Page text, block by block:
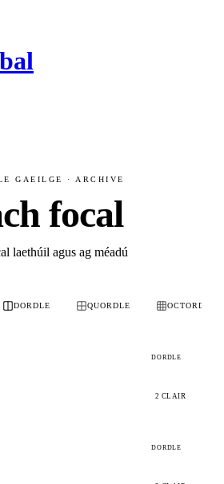
GAEILGE · ARCHIVE
focal
laethúil agus ag méadú
DORDLE QUORDLE OCTORDLE
DORDLE
2 CLÁIR
DORDLE